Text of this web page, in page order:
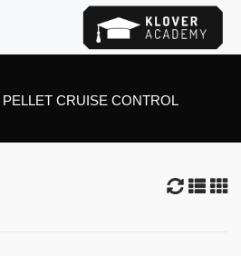
PELLET CRUISE CONTROL